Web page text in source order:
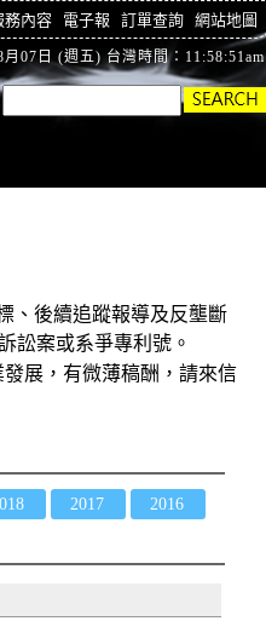
務內容 電子報 訂單查詢 網站地圖
月07日 (週五) 台灣時間：11:58:51am
、後續追蹤報導及反壟斷
訟案或系爭專利號。
展，有微薄稿酬，請來信
2017
2016